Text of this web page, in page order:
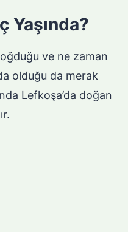
Yaşında?
ve ne zaman
olduğu da merak
Lefkoşa’da doğan